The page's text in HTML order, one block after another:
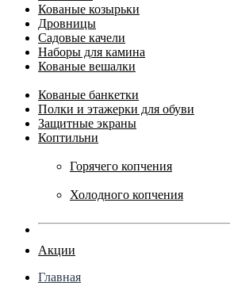
Кованые козырьки
Дровницы
Садовые качели
Наборы для камина
Кованые вешалки
Кованые банкетки
Полки и этажерки для обуви
Защитные экраны
Коптильни
Горячего копчения
Холодного копчения
Акции
Главная